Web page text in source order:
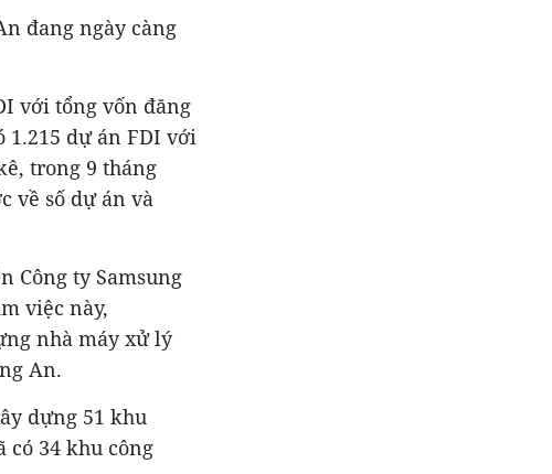
đang ngày càng
với tổng vốn đăng
1.215 dự án FDI với
trong 9 tháng
về số dự án và
Công ty Samsung
việc này,
nhà máy xử lý
An.
dựng 51 khu
có 34 khu công